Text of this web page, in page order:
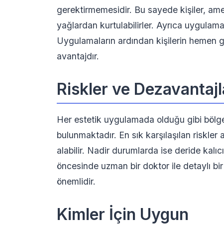
gerektirmemesidir. Bu sayede kişiler,
yağlardan kurtulabilirler. Ayrıca
Uygulamaların ardından kişilerin
avantajdır.
Riskler ve
Her estetik uygulamada olduğu gibi
bulunmaktadır. En sık karşılaşılan
alabilir. Nadir durumlarda ise deride
öncesinde uzman bir doktor ile detaylı
önemlidir.
Kimler İçin Uygun